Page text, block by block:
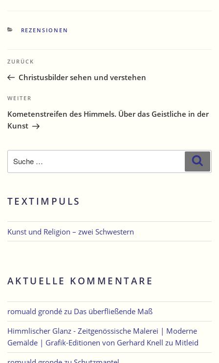
KATEGORIEN
REZENSIONEN
Beitragsnavigation
Vorheriger
Beitrag
ZURÜCK
Christusbilder sehen und verstehen
Nächster
Beitrag
WEITER
Kometenstreifen des Himmels. Über das Geistliche in der
Kunst
nach:
TEXTIMPULS
Kunst und Religion – zwei Schwestern
AKTUELLE KOMMENTARE
romuald grondé zu Das überfließende Maß
Himmlischer Glanz - Zeitgenössische Malerei | Moderne
Gemälde | Grafik-Editionen von Gerhard Knell zu Mitleid